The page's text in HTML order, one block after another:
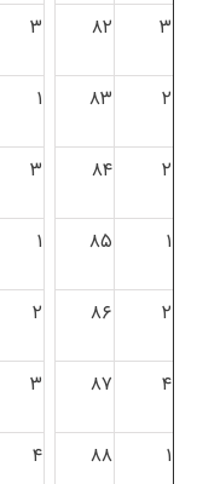
۳ ۸۲ ۳
۲ ۸۳ ۱
۲ ۸۴ ۳
۱ ۸۵ ۱
۲ ۸۶ ۲
۴ ۸۷ ۳
۱ ۸۸ ۴